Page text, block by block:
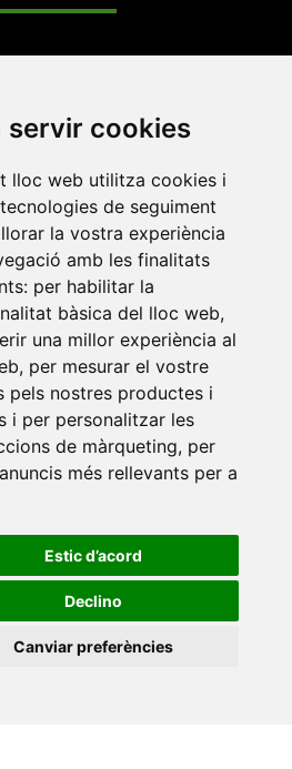
servir cookies
lloc web utilitza cookies i
de seguiment
la vostra experiència
amb les finalitats
per habilitar la
bàsica del lloc web,
una millor experiència al
, per mesurar el vostre
pels nostres productes i
i per personalitzar les
de màrqueting, per
més rellevants per a
Estic d’acord
Declino
Canviar preferències
CEU•Universitat d'Alacant
•Universitat Autònoma de
de Barcelona•Universitat
•Universitat de Girona
Illes Balears•Universitat
•Universitat Jaume I
Universitat Miguel Hernández
de Catalunya•Universitat
•Universitat Ramon Llull
•Universitat de Sàsser•
•Universitat de Vic -